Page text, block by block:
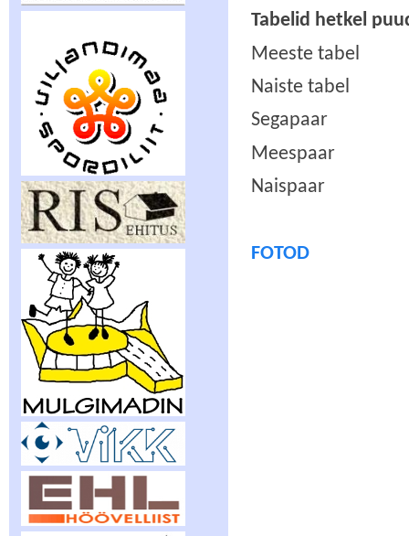
Tabelid hetkel
Meeste tabel
Naiste tabel
Segapaar
Meespaar
Naispaar
FOTOD